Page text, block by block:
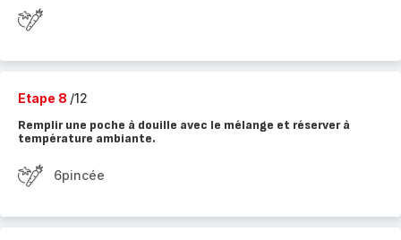
Etape 8 /12
Remplir une poche à douille avec le mélange et réserver à
température ambiante.
6pincée